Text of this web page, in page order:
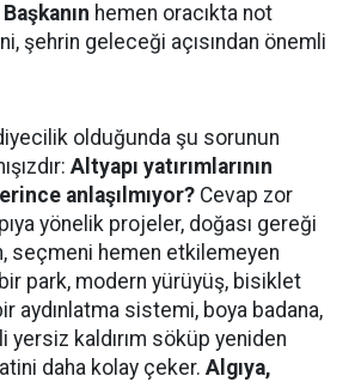
Başkanın hemen oracıkta not
şehrin geleceği açısından önemli
olduğunda şu sorunun
Altyapı yatırımlarının
anlaşılmıyor? Cevap zor
yönelik projeler, doğası gereği
seçmeni hemen etkilemeyen
bir park, modern yürüyüş, bisiklet
aydınlatma sistemi, boya badana,
yersiz kaldırım söküp yeniden
daha kolay çeker. Algıya,